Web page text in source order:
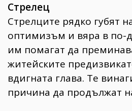
Стрелец
Стрелците рядко губят
оптимизъм и вяра в по-
им помагат да
житейските
вдигната глава. Те
причина да продължат